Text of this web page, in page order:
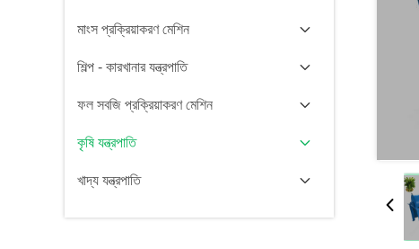
মাংস প্রক্রিয়াকরণ মেশিন
শিল্প - কারখানার যন্ত্রপাতি
ফল সবজি প্রক্রিয়াকরণ মেশিন
কৃষি যন্ত্রপাতি
খাদ্য যন্ত্রপাতি